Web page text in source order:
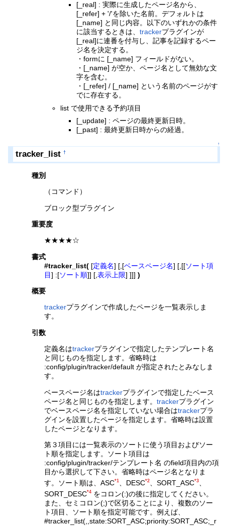
[_real] : 実際に生成したページ名から、
[_refer] + '/'を除いた名前。デフォルトは
[_name] と同じ内容。以下のいずれかの条件
に該当するときは、trackerプラグインが
[_real]に連番を付与し、記事を記録するペー
ジ名を決定する。
・formに [_name] フィールドがない。
・[_name] が空か、ページ名として無効な文
字を含む。
・[_refer] / [_name] という名前のページがす
でに存在する。
list で使用できる予約項目
[_update] : ページの最終更新日時。
[_past] : 最終更新日時からの経過。
↑
tracker_list †
種別
（コマンド）
ブロック型プラグイン
重要度
★★★★☆
書式
#tracker_list( [定義名] [,[ベースページ名] [,[[ソート項
目] :[ソート順]] [,表示上限] ]]])
概要
trackerプラグインで作成したページを一覧表示しま
す。
引数
定義名はtrackerプラグインで指定したテンプレート名
と同じものを指定します。省略時は
:config/plugin/tracker/default が指定されたとみなしま
す。
ベースページ名はtrackerプラグインで指定したベース
ページ名と同じものを指定します。trackerプラグイン
でベースページ名を指定していない場合はtrackerプラ
グインを設置したページを指定します。省略時は設置
したページとなります。
第３項目には一覧表示のソートに使う項目およびソー
ト順を指定します。ソート項目は
:config/plugin/tracker/テンプレート名 のfield項目内の項
目から選択して下さい。省略時はページ名となりま
す。ソート順は、ASC*1 、DESC*2 、SORT_ASC*3
SORT_DESC*4 をコロン(:)の後に指定してください。
また、セミコロン(;)で区切ることにより、複数のソー
ト項目、ソート順を指定可能です。例えば、
#tracker_list(,,state:SORT_ASC;priority:SORT_ASC;_r